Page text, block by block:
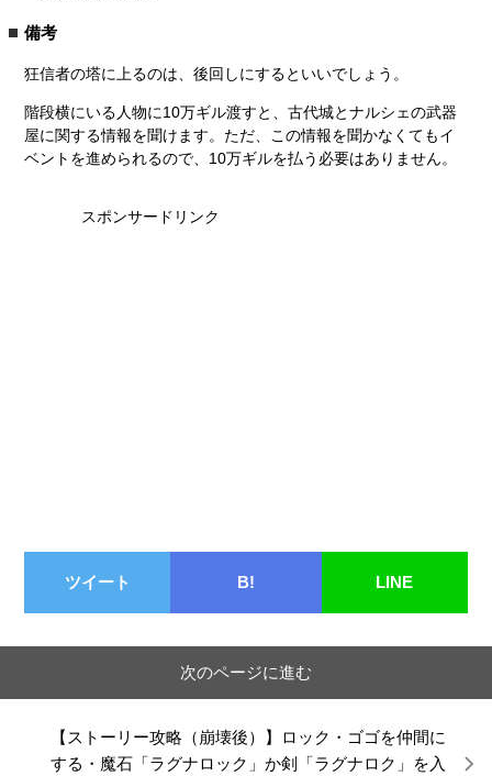
備考
狂信者の塔に上るのは、後回しにするといいでしょう。
階段横にいる人物に10万ギル渡すと、古代城とナルシェの武器
屋に関する情報を聞けます。ただ、この情報を聞かなくてもイ
ベントを進められるので、10万ギルを払う必要はありません。
スポンサードリンク
ツイート B! LINE
次のページに進む
【ストーリー攻略（崩壊後）】ロック・ゴゴを仲間に
する・魔石「ラグナロック」か剣「ラグナロク」を入